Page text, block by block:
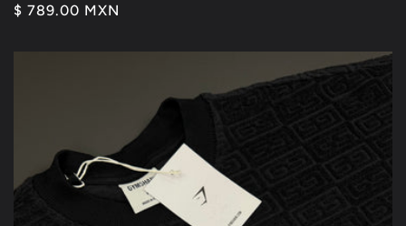
Precio
$ 789.00 MXN